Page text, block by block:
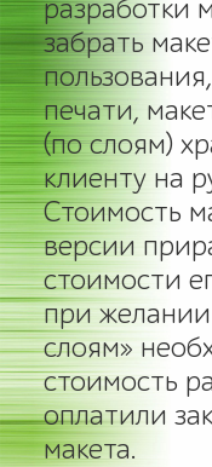
разработки
забрать
печати,
(по слоям)
клиенту на
Стоимость
версии
стоимости
при
слоям»
стоимость
оплатили
макета.